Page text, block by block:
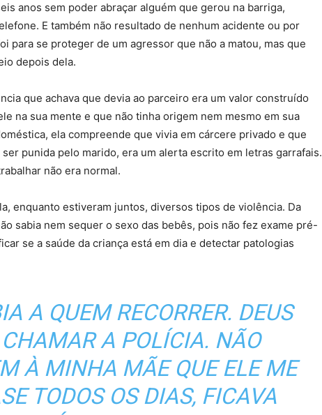
anos sem poder abraçar alguém que gerou na barriga,
E também não resultado de nenhum acidente ou por
para se proteger de um agressor que não a matou, mas que
depois dela.
que achava que devia ao parceiro era um valor construído
na sua mente e que não tinha origem nem mesmo em sua
ela compreende que vivia em cárcere privado e que
punida pelo marido, era um alerta escrito em letras garrafais.
não era normal.
enquanto estiveram juntos, diversos tipos de violência. Da
sabia nem sequer o sexo das bebês, pois não fez exame pré-
se a saúde da criança está em dia e detectar patologias
A QUEM RECORRER. DEUS
A POLÍCIA. NÃO
À MINHA MÃE QUE ELE ME
TODOS OS DIAS, FICAVA